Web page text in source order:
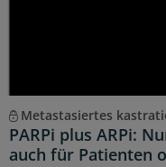
Metastasiertes
PARPi plus ARPi:
auch für Patienten